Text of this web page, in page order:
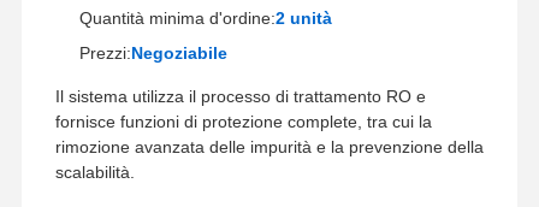
Sistema di filtrazione dell'acqua ultrapura
Sistema industriale di depurazione dell'acqua
Quantità minima d'ordine:2 unità
Prezzi:Negoziabile
Il sistema utilizza il processo di trattamento RO e
fornisce funzioni di protezione complete, tra cui la
rimozione avanzata delle impurità e la prevenzione della
scalabilità.